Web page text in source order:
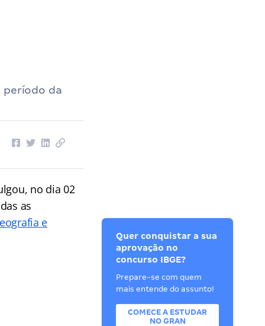
período da
no dia 02
as
e
Quer conquistar a sua
aprovação no
concurso IBGE?
Prepare-se com quem
mais entende do assunto!
COMECE A ESTUDAR
NO GRAN